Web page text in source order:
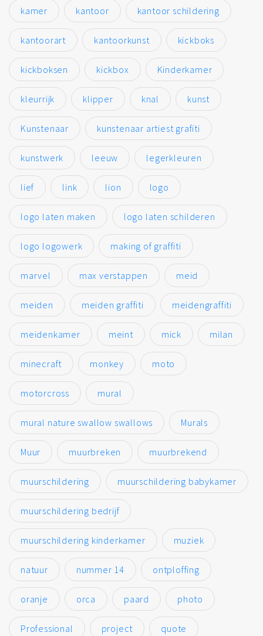
kamer kantoor kantoor schildering
kantoorart kantoorkunst kickboks
kickboksen kickbox Kinderkamer
kleurrijk klipper knal kunst
Kunstenaar kunstenaar artiest grafiti
kunstwerk leeuw legerkleuren
lief link lion logo
logo laten maken logo laten schilderen
logo logowerk making of graffiti
marvel max verstappen meid
meiden meiden graffiti meidengraffiti
meidenkamer meint mick milan
minecraft monkey moto
motorcross mural
mural nature swallow swallows Murals
Muur muurbreken muurbrekend
muurschildering muurschildering babykamer
muurschildering bedrijf
muurschildering kinderkamer muziek
natuur nummer 14 ontploffing
oranje orca paard photo
Professional project quote